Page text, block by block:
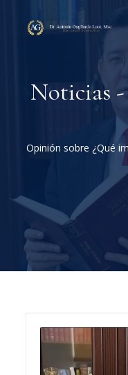
Noticias
Opinión sobre ¿Qué